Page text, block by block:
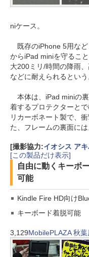
niケース。
既存のiPhone 5用など
からiPad miniを守るこ
大200ミリ/時間の降雨
などに耐えられるという
本体は、iPad miniの
着するプロテクターと
リカーボネート製で、
た、フレームの裏面に
[撮影協力:イオシス ア
[この製品だけ表示]
自由に動くキーボ
可能
Kindle Fire HD向け
キーボード着脱可能
3,129MobilePLAZA 秋葉